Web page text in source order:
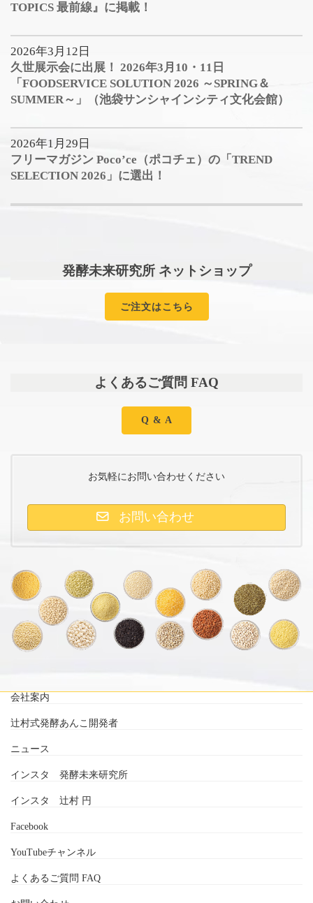
TOPICS 最前線』に掲載！
2026年3月12日
久世展示会に出展！ 2026年3月10・11日
「FOODSERVICE SOLUTION 2026 ～SPRING＆
SUMMER～」（池袋サンシャインシティ文化会館）
2026年1月29日
フリーマガジン Poco’ce（ポコチェ）の「TREND
SELECTION 2026」に選出！
発酵未来研究所 ネットショップ
ご注文はこちら
よくあるご質問 FAQ
Q & A
お気軽にお問い合わせください
お問い合わせ
会社案内
辻村式発酵あんこ開発者
ニュース
インスタ 発酵未来研究所
インスタ 辻村 円
Facebook
YouTubeチャンネル
よくあるご質問 FAQ